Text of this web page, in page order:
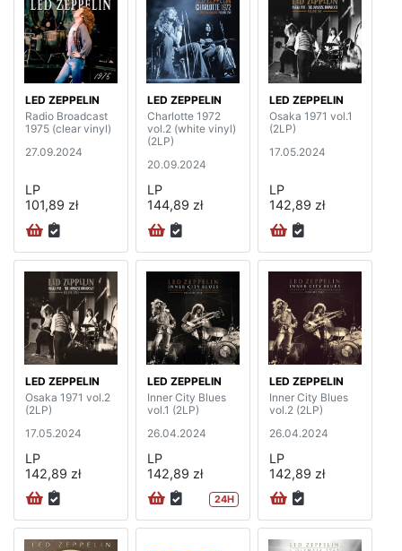
LED ZEPPELIN
Radio Broadcast
1975 (clear vinyl)
27.09.2024
LP
101,89 zł
LED ZEPPELIN
Charlotte 1972
vol.2 (white vinyl)
(2LP)
20.09.2024
LP
144,89 zł
LED ZEPPELIN
Osaka 1971 vol.1
(2LP)
17.05.2024
LP
142,89 zł
LED ZEPPELIN
Osaka 1971 vol.2
(2LP)
17.05.2024
LP
142,89 zł
LED ZEPPELIN
Inner City Blues
vol.1 (2LP)
26.04.2024
LP
142,89 zł
24H
LED ZEPPELIN
Inner City Blues
vol.2 (2LP)
26.04.2024
LP
142,89 zł